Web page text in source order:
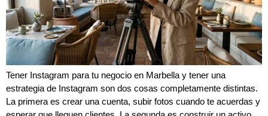
Tener Instagram para tu negocio en Marbella y tener una
estrategia de Instagram son dos cosas completamente distintas.
La primera es crear una cuenta, subir fotos cuando te acuerdas y